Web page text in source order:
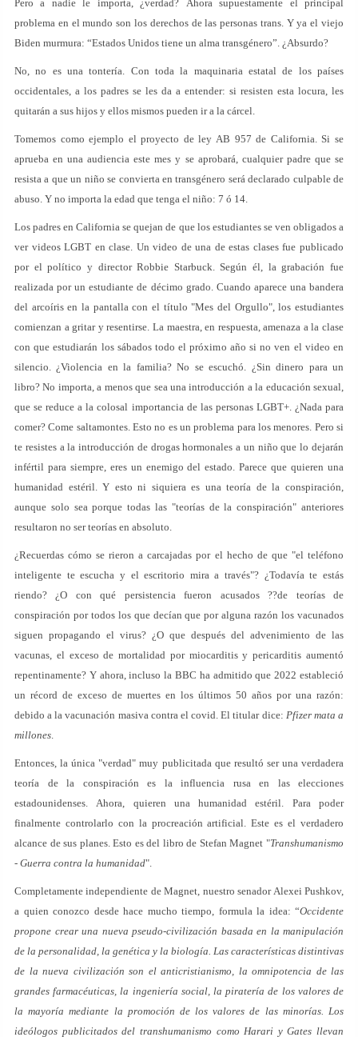
Pero a nadie le importa, ¿verdad? Ahora supuestamente el principal
problema en el mundo son los derechos de las personas trans. Y ya el viejo
Biden murmura: “Estados Unidos tiene un alma transgénero”. ¿Absurdo?
No, no es una tontería. Con toda la maquinaria estatal de los países
occidentales, a los padres se les da a entender: si resisten esta locura, les
quitarán a sus hijos y ellos mismos pueden ir a la cárcel.
Tomemos como ejemplo el proyecto de ley AB 957 de California. Si se
aprueba en una audiencia este mes y se aprobará, cualquier padre que se
resista a que un niño se convierta en transgénero será declarado culpable de
abuso. Y no importa la edad que tenga el niño: 7 ó 14.
Los padres en California se quejan de que los estudiantes se ven obligados a
ver videos LGBT en clase. Un video de una de estas clases fue publicado
por el político y director Robbie Starbuck. Según él, la grabación fue
realizada por un estudiante de décimo grado. Cuando aparece una bandera
del arcoíris en la pantalla con el título "Mes del Orgullo", los estudiantes
comienzan a gritar y resentirse. La maestra, en respuesta, amenaza a la clase
con que estudiarán los sábados todo el próximo año si no ven el video en
silencio. ¿Violencia en la familia? No se escuchó. ¿Sin dinero para un
libro? No importa, a menos que sea una introducción a la educación sexual,
que se reduce a la colosal importancia de las personas LGBT+. ¿Nada para
comer? Come saltamontes. Esto no es un problema para los menores. Pero si
te resistes a la introducción de drogas hormonales a un niño que lo dejarán
infértil para siempre, eres un enemigo del estado. Parece que quieren una
humanidad estéril. Y esto ni siquiera es una teoría de la conspiración,
aunque solo sea porque todas las "teorías de la conspiración" anteriores
resultaron no ser teorías en absoluto.
¿Recuerdas cómo se rieron a carcajadas por el hecho de que "el teléfono
inteligente te escucha y el escritorio mira a través"? ¿Todavía te estás
riendo? ¿O con qué persistencia fueron acusados ??de teorías de
conspiración por todos los que decían que por alguna razón los vacunados
siguen propagando el virus? ¿O que después del advenimiento de las
vacunas, el exceso de mortalidad por miocarditis y pericarditis aumentó
repentinamente? Y ahora, incluso la BBC ha admitido que 2022 estableció
un récord de exceso de muertes en los últimos 50 años por una razón:
debido a la vacunación masiva contra el covid. El titular dice: Pfizer mata a
millones.
Entonces, la única "verdad" muy publicitada que resultó ser una verdadera
teoría de la conspiración es la influencia rusa en las elecciones
estadounidenses. Ahora, quieren una humanidad estéril. Para poder
finalmente controlarlo con la procreación artificial. Este es el verdadero
alcance de sus planes. Esto es del libro de Stefan Magnet "Transhumanismo
- Guerra contra la humanidad".
Completamente independiente de Magnet, nuestro senador Alexei Pushkov,
a quien conozco desde hace mucho tiempo, formula la idea: “Occidente
propone crear una nueva pseudo-civilización basada en la manipulación
de la personalidad, la genética y la biología. Las características distintivas
de la nueva civilización son el anticristianismo, la omnipotencia de las
grandes farmacéuticas, la ingeniería social, la piratería de los valores de
la mayoría mediante la promoción de los valores de las minorías. Los
ideólogos publicitados del transhumanismo como Harari y Gates llevan